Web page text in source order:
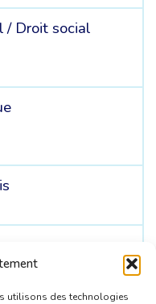
utilisons des technologies
/ Droit social